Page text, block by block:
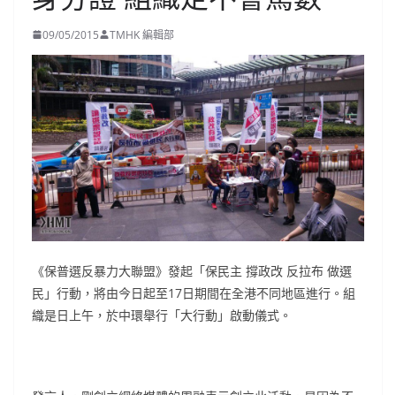
09/05/2015 TMHK 編輯部
《保普選反暴力大聯盟》發起「保民主 撐政改 反拉布 做選
民」行動，將由今日起至17日期間在全港不同地區進行。組
織是日上午，於中環舉行「大行動」啟動儀式。